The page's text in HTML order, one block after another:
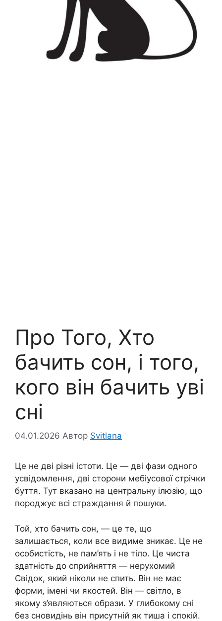
Про Того, Хто
бачить сон, і того,
кого він бачить уві
сні
04.01.2026 Автор Svitlana
Це не дві різні істоти. Це — дві фази одного
усвідомлення, дві сторони мебіусової стрічки
буття. Тут вказано на центральну ілюзію, що
породжує всі страждання й пошуки.
Той, хто бачить сон, — це те, що
залишається, коли все видиме зникає. Це не
особистість, не пам’ять і не тіло. Це чиста
здатність до сприйняття — нерухомий
Свідок, який ніколи не спить. Він не має
форми, імені чи якостей. Він — світло, в
якому з’являються образи. У глибокому сні
без сновидінь він присутній як тиша і спокій.